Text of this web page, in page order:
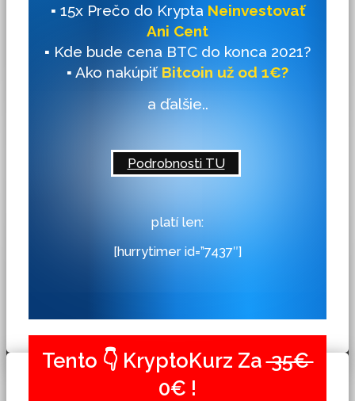
▪ 15x Prečo do Krypta Neinvestovať
Ani Cent
▪ Kde bude cena BTC do konca 2021?
▪ Ako nakúpiť Bitcoin už od 1€?
a ďalšie..
Podrobnosti TU
platí len:
[hurrytimer id=”7437″]
Tento 👇 KryptoKurz Za35€
0€ !